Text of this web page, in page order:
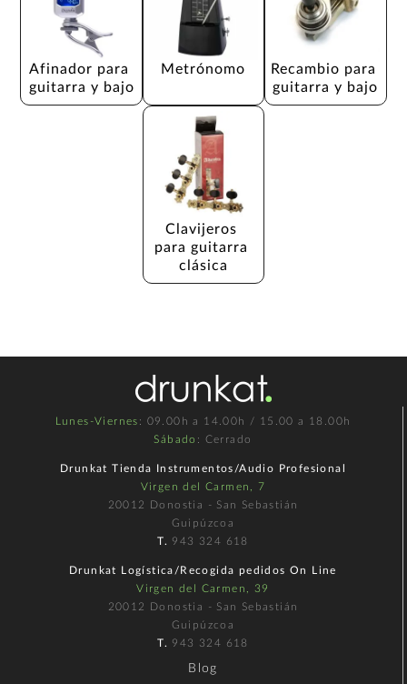
Afinador para
guitarra y bajo
Metrónomo
Recambio para
guitarra y bajo
Clavijeros
para guitarra
clásica
Lunes-Viernes : 09.00h a 14.00h / 15.00 a 18.00h
Sábado : Cerrado
Drunkat Tienda Instrumentos/Audio Profesional
Virgen del Carmen, 7
20012 Donostia - San Sebastián
Guipúzcoa
T. 943 324 618
Drunkat Logística/Recogida pedidos On Line
Virgen del Carmen, 39
20012 Donostia - San Sebastián
Guipúzcoa
T. 943 324 618
Blog